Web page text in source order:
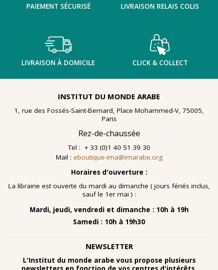
PAIEMENT SÉCURISÉ LIVRAISON RELAIS COLIS
LIVRAISON À DOMICILE CLICK & COLLECT
INSTITUT DU MONDE ARABE
1, rue des Fossés-Saint-Bernard, Place Mohammed-V, 75005,
Paris
Rez-de-chaussée
Tel : + 33 (0)1 40 51 39 30
Mail : eboutique-ima@imarabe.org
Horaires d'ouverture :
La librairie est ouverte du mardi au dimanche ( jours fériés inclus,
sauf le 1er mai ) :
Mardi, jeudi, vendredi et dimanche : 10h à 19h
Samedi : 10h à 19h30
NEWSLETTER
L'Institut du monde arabe vous propose plusieurs